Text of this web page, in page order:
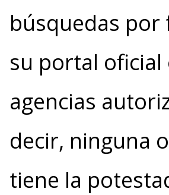
búsquedas por
su portal oficial
agencias
decir, ninguna
tiene la